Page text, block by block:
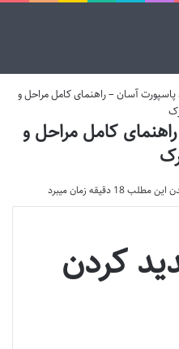
پاسپورت آسان – راهنمای کامل مراحل و
کامل مراحل و
مطلب 18 دقیقه زمان میبرد
کردن